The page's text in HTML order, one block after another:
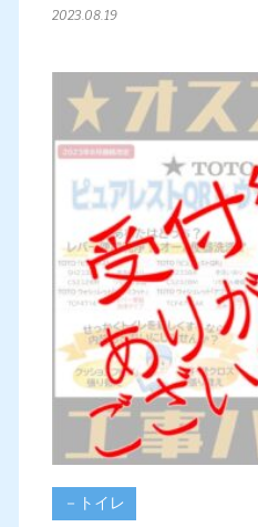
2023.08.19
－トイレ